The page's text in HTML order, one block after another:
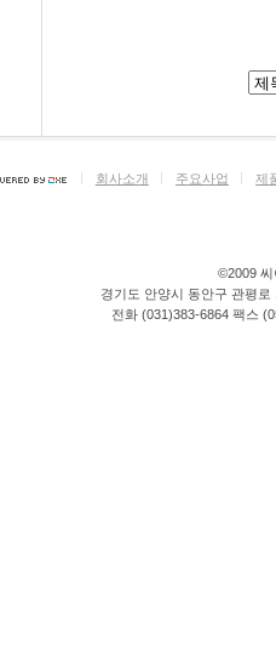
회사소개 주요사업 제
©2009 씨
경기도 안양시 동안구 관평
전화 (031)383-6864 팩스